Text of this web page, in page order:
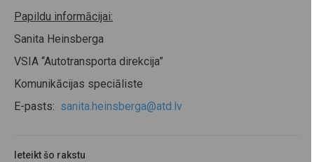
Papildu informācijai:
Sanita Heinsberga
VSIA “Autotransporta direkcija”
Komunikācijas speciāliste
E-pasts: sanita.heinsberga@atd.lv
Ieteikt šo rakstu